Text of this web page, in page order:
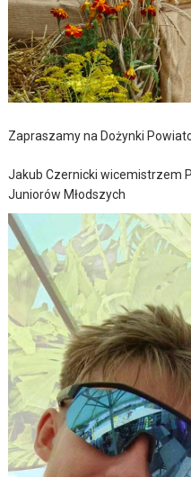
Zapraszamy na Dożynki
Jakub Czernicki wicemistrzem
Juniorów Młodszych